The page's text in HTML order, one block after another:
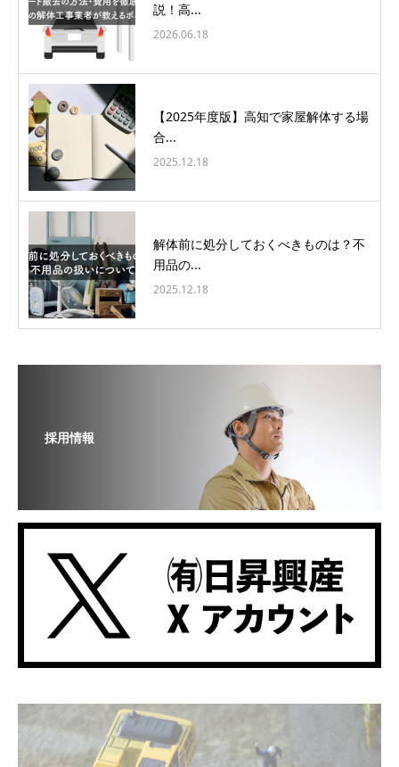
説！高...
2026.06.18
【2025年度版】高知で家屋解体する場
合...
2025.12.18
解体前に処分しておくべきものは？不
用品の...
2025.12.18
採用情報